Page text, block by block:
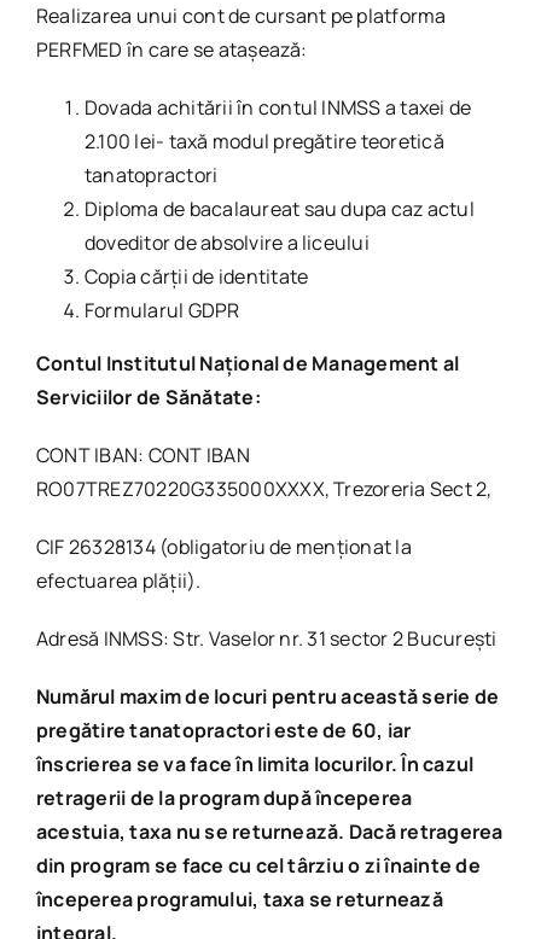
Realizarea unui cont de cursant pe platforma
PERFMED în care se atașează:
Dovada achitării în contul INMSS a taxei de
2.100 lei- taxă modul pregătire teoretică
tanatopractori
Diploma de bacalaureat sau dupa caz actul
doveditor de absolvire a liceului
Copia cărții de identitate
Formularul GDPR
Contul Institutul Național de Management al
Serviciilor de Sănătate:
CONT IBAN: CONT IBAN
RO07TREZ70220G335000XXXX, Trezoreria Sect 2,
CIF 26328134 (obligatoriu de menționat la
efectuarea plății).
Adresă INMSS: Str. Vaselor nr. 31 sector 2 București
Numărul maxim de locuri pentru această serie de
pregătire tanatopractori este de 60, iar
înscrierea se va face în limita locurilor. În cazul
retragerii de la program după începerea
acestuia, taxa nu se returnează. Dacă retragerea
din program se face cu cel târziu o zi înainte de
începerea programului, taxa se returnează
integral.